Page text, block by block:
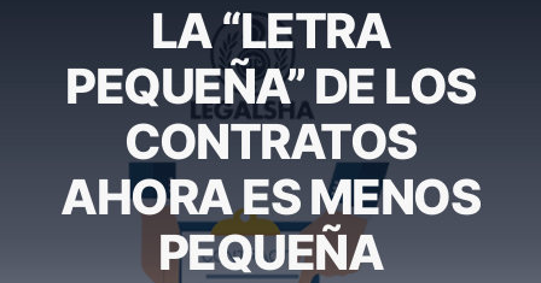
LA “LETRA
PEQUEÑA” DE LOS
CONTRATOS
AHORA ES MENOS
PEQUEÑA